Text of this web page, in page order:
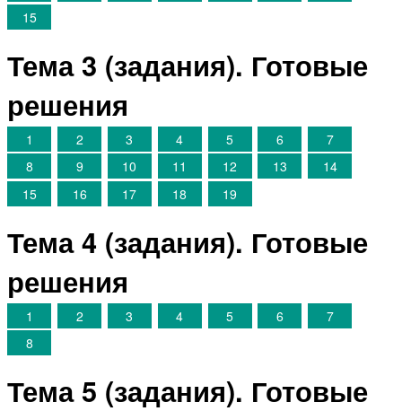
15
Тема 3 (задания). Готовые
решения
1 2 3 4 5 6
7
8
9 10 11 12 13
14
15
16 17 18 19
Тема 4 (задания). Готовые
решения
1 2 3 4 5 6
7
8
Тема 5 (задания). Готовые